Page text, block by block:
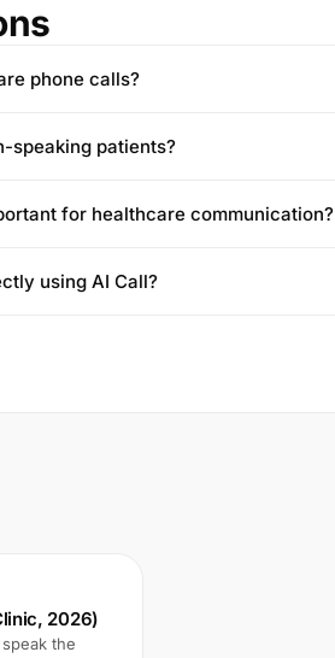
phone calls?
speaking patients?
for healthcare communication?
using AI Call?
2026)
the